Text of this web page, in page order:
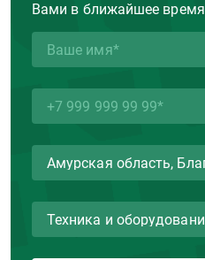
Вами в ближайшее время